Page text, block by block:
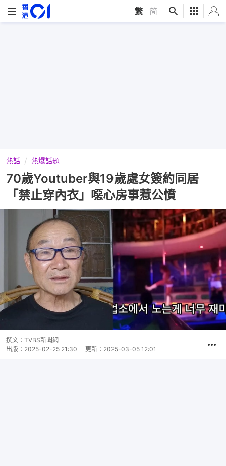
繁 简
熱話 熱爆話題
70歲Youtuber與19歲處女簽約同居
「禁止穿內衣」噁心房事惹公憤
撰文： TVBS新聞網
出版： 2025-02-25 21:30 更新： 2025-03-05 12:01